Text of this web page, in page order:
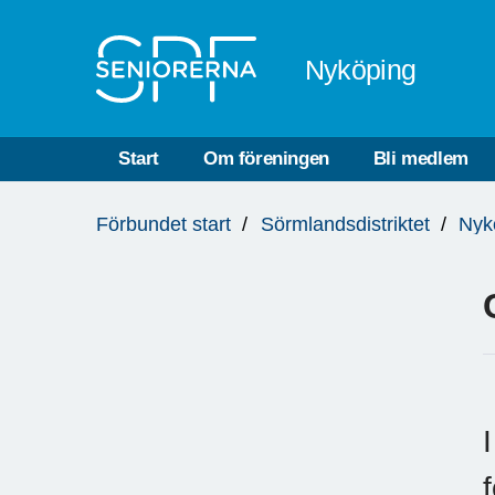
Nyköping
Start Om föreningen Bli medlem
är
Förbundet start Sörmlandsdistriktet